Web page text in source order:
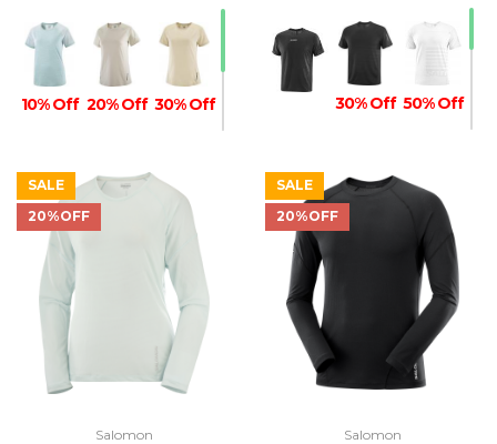
10% Off 20% Off 30% Off
20% Off
30% Off 50% Off
40% Off 30% Off
SALE
20%OFF
Salomon
SALE
20%OFF
Salomon